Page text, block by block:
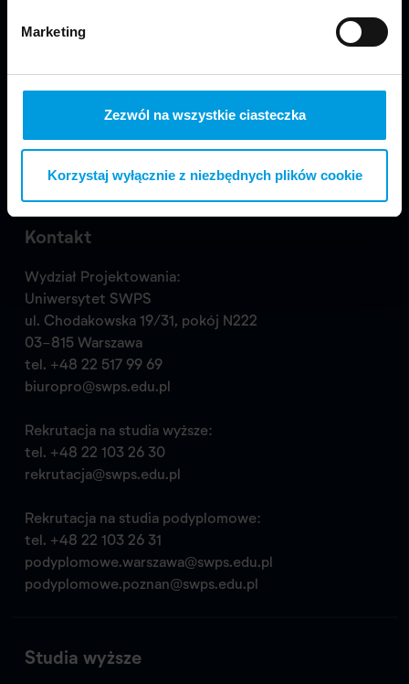
Marketing
Zezwól na wszystkie ciasteczka
Korzystaj wyłącznie z niezbędnych plików cookie
Kontakt
Wydział Projektowania:
Uniwersytet SWPS
ul. Chodakowska 19/31, pokój N222
03-815 Warszawa
tel. +48 22 517 99 69
biuropro@swps.edu.pl
Rekrutacja na studia wyższe:
tel. +48 22 103 26 30
rekrutacja@swps.edu.pl
Rekrutacja na studia podyplomowe:
tel. +48 22 103 26 31
podyplomowe.warszawa@swps.edu.pl
podyplomowe.poznan@swps.edu.pl
Studia wyższe